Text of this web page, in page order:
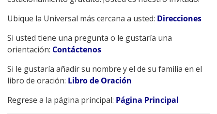
Ubique la Universal más cercana a usted: Direcciones
Si usted tiene una pregunta o le gustaría una
orientación: Contáctenos
Si le gustaría añadir su nombre y el de su familia en el
libro de oración: Libro de Oración
Regrese a la página principal: Página Principal